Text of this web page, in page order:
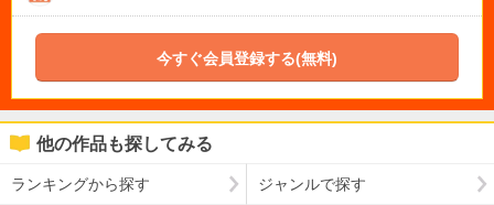
今すぐ会員登録する(無料)
他の作品も探してみる
ランキングから探す ジャンルで探す